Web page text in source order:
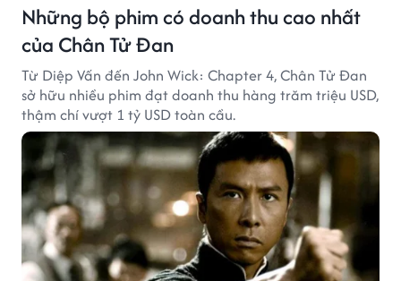
Những bộ phim có doanh thu cao nhất
của Chân Tử Đan
Từ Diệp Vấn đến John Wick: Chapter 4, Chân Tử Đan
sở hữu nhiều phim đạt doanh thu hàng trăm triệu USD,
thậm chí vượt 1 tỷ USD toàn cầu.